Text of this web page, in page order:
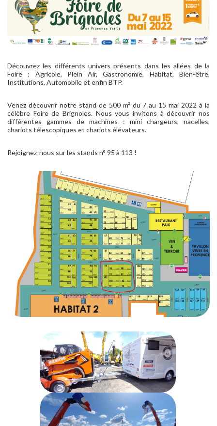
Découvrez les différents univers présents dans les allées de la
Foire : Agricole, Plein Air, Gastronomie, Habitat, Bien-être,
Institutions, Automobile et enfin BTP.
Venez découvrir notre stand de 500 m² du 7 au 15 mai 2022 à la
célèbre Foire de Brignoles. Nous vous invitons à découvrir nos
différentes gammes de machines : mini chargeurs, nacelles,
chariots télescopiques et chariots élévateurs.
Rejoignez-nous sur les stands n° 95 à 113 !